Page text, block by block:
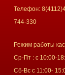
Телефон:
744-330
Режим работы
Ср-Пт : с 10:00-
Сб-Вс с 11:00-